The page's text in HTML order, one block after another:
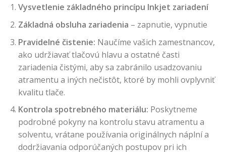
Vysvetlenie základného princípu Inkjet zariadení
Základná obsluha zariadenia – zapnutie, vypnutie
Pravidelné čistenie: Naučíme vašich zamestnancov,
ako udržiavať tlačovú hlavu a ostatné časti
zariadenia čistými, aby sa zabránilo usadzovaniu
atramentu a iných nečistôt, ktoré by mohli ovplyvniť
kvalitu tlače.
Kontrola spotrebného materiálu: Poskytneme
podrobné pokyny na kontrolu stavu atramentu a
solventu, vrátane používania originálnych náplní a
dodržiavania odporúčaných postupov pri ich